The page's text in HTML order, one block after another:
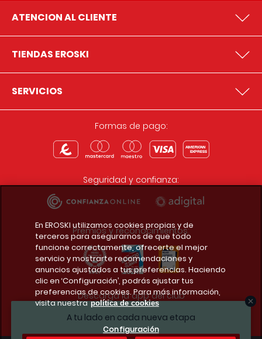
A tu lado en cada nueva etapa
ATENCION AL CLIENTE
TIENDAS EROSKI
SERVICIOS
Formas de pago:
Seguridad y confianza:
Premios y reconocimientos:
Descarga la app del club
En EROSKI utilizamos cookies propias y de
terceros para asegurarnos de que todo
funcione correctamente, ofrecerte el mejor
servicio y mostrarte recomendaciones y
anuncios ajustados a tus preferencias. Haciendo
clic en ‘Configuración’, podrás ajustar tus
preferencias de cookies. Para más información,
visita nuestra política de cookies
Configuración